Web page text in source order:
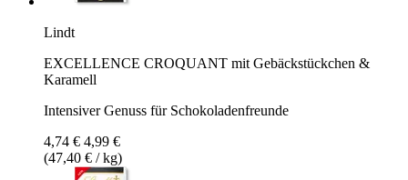
Lindt
EXCELLENCE CROQUANT mit Gebäckstückchen &
Karamell
Intensiver Genuss für Schokoladenfreunde
4,74 € 4,99 €
(47,40 € / kg)